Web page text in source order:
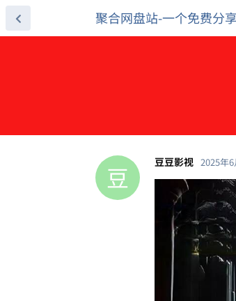
聚合网盘站-一个免费分
豆 豆豆影视 2025年6